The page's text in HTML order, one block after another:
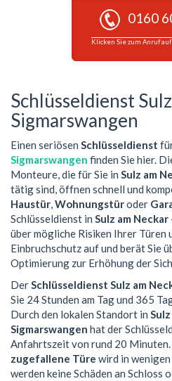
0160
Klicken Sie zum Anruf
Schlüsseldienst
Sigmarswangen
Einen seriösen Schlüsseldienst
Sigmarswangen finden Sie hier.
Monteure, die für Sie in Sulz am
tätig sind, öffnen schnell und
Haustür,Wohnungstüroder
Schlüsseldienst in Sulz am
über mögliche Risiken Ihrer Türen
Einbruchschutz auf und berät Sie
Optimierung zur Erhöhung der
DerSchlüsseldienst Sulz am
Sie 24 Stunden am Tag und 365
Durch den lokalen Standort in
Sigmarswangen hat der
Anfahrtszeit von rund 20
zugefallene Türe wird in
werden keine Schäden an Schloss